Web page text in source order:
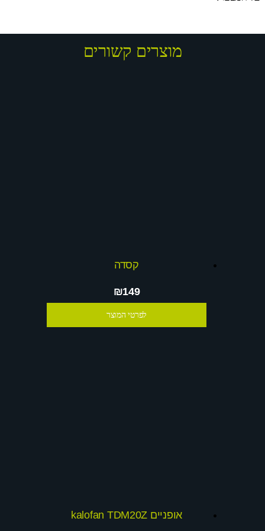
מוצרים קשורים
קסדה
₪149
לפרטי המוצר
אופניים kalofan TDM20Z